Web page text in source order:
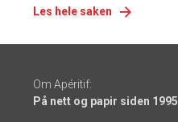
Les hele saken
Om Apéritif:
På nett og papir siden 1995